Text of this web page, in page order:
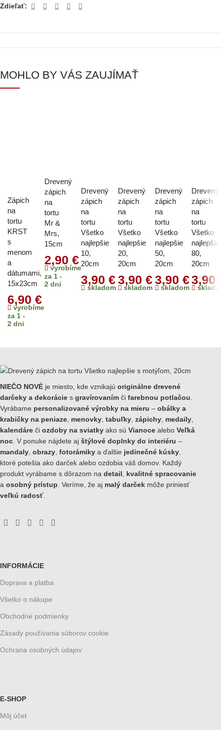
Zdieľať:
MOHLO BY VÁS ZAUJÍMAŤ
Zápich
na
tortu
KRST
s
menom
a
dátumami,
15x23cm
6,90 €
vyrobíme
za 1 -
2 dni
Drevený
zápich
na
tortu
Mr &
Mrs,
15cm
2,90 €
vyrobíme
za 1 -
2 dni
Drevený
zápich
na
tortu
Všetko
najlepšie
10,
20cm
3,90€
skladom
Drevený
zápich
na
tortu
Všetko
najlepšie
20,
20cm
3,90 €
skladom
Drevený
zápich
na
tortu
Všetko
najlepšie
50,
20cm
3,90 €
skladom
Drevený
zápich
na
tortu
Všetko
najlepšie
80,
20cm
3,90
NIEČO NOVÉ je miesto, kde vznikajú originálne drevené
darčeky a dekorácie s gravírovaním či farebnou potlačou
Vyrábame personalizované výrobky na mieru – obálky a
krabičky na peniaze menovky tabuľky zápichy medaily
kalendáre či ozdoby na sviatky ako sú Vianoce alebo Veľká
noc . V ponuke nájdete aj štýlové doplnky do interiéru –
mandaly obrazy fotorámiky a ďalšie jedinečné kúsky
ktoré potešia ako darček alebo ozdobia váš domov. Každý
produkt vyrábame s dôrazom na detail
kvalitné spracovanie
a osobný prístup . Veríme, že aj malý darček môže priniesť
veľkú radosť
INFORMÁCIE
Doprava a platba
Všetko o nákupe
Obchodné podmienky
Zásady používania súborov cookie
Ochrana osobných údajov
E-SHOP
Môj účet